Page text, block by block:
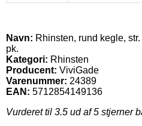
Navn: Rhinsten, rund kegle,
pk.
Kategori: Rhinsten
Producent: ViviGade
Varenummer: 24389
EAN: 5712854149136
Vurderet til 3.5 ud af 5 stjerner